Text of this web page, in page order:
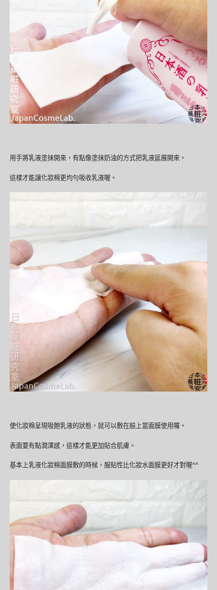
用手將乳液塗抹開來，有點像塗抹奶油的方式把乳液延展開來。
這樣才能讓化妝棉更均勻吸收乳液喔。
使化妝棉呈現吸飽乳液的狀態，就可以敷在臉上當面膜使用囉。
表面要有點潤澤感，這樣才能更加貼合肌膚。
基本上乳液化妝棉面膜敷的時候，服貼性比化妝水面膜更好才對喔^^